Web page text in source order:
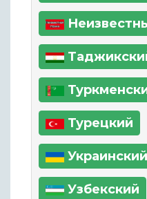
Турецкий
Украинский
Узбекский